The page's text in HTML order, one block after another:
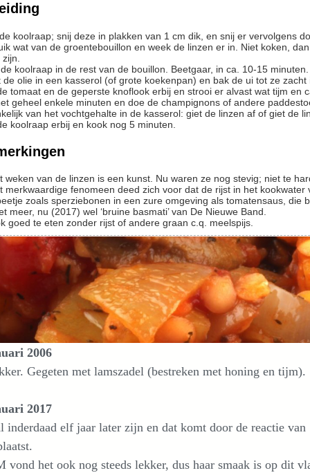
de koolraap; snij deze in plakken van 1 cm dik, en snij er vervolgens
de koolraap in de rest van de bouillon. Beetgaar, in ca. 10-15
de olie in een kasserol (of grote koekenpan) en bak de ui tot ze zacht
de tomaat en de geperste knoflook erbij en strooi er alvast wat tijm en
geheel enkele minuten en doe de champignons of andere
van het vochtgehalte in de kasserol: giet de linzen af of giet de
de koolraap erbij en kook nog 5 minuten.
weken van de linzen is een kunst. Nu waren ze nog stevig; niet te
merkwaardige fenomeen deed zich voor dat de rijst in het
zoals sperziebonen in een zure omgeving als tomatensaus, die
meer, nu (2017) wel ‘bruine basmati’ van De Nieuwe Band.
goed te eten zonder rijst of andere graan c.q. meelspijs.
2006
Gegeten met lamszadel (bestreken met honing en tijm).
2017
inderdaad elf jaar later zijn en dat komt door de reactie
vond het ook nog steeds lekker, dus haar smaak is op dit